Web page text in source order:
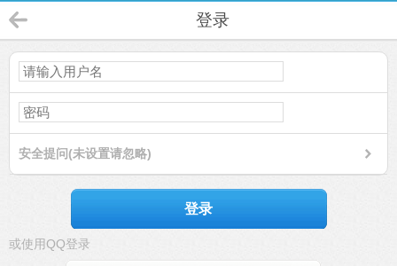
登录
安全提问(未设置请忽略)
登录
或使用QQ登录